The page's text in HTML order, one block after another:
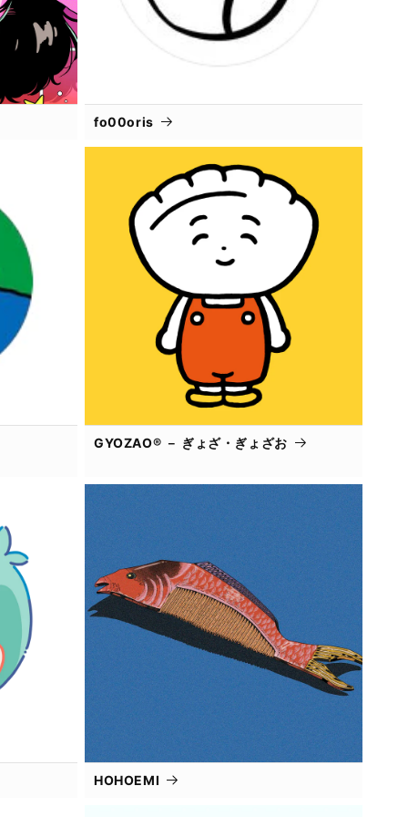
fo00oris
GYOZAO® － ぎょざ・ぎょざお
HOHOEMI